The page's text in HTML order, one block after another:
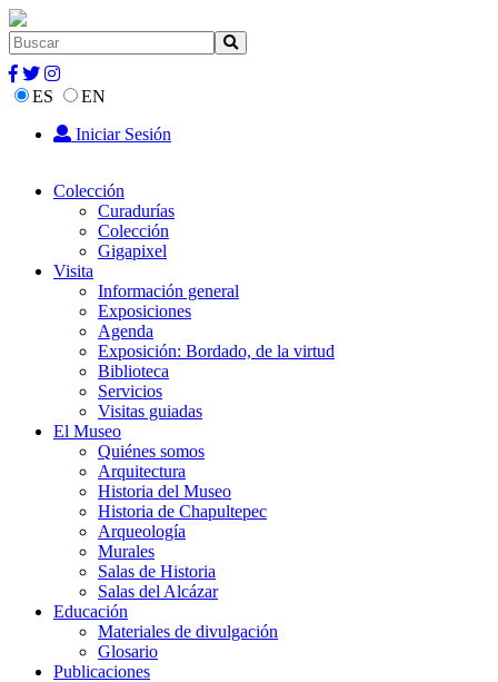
ES
EN
Iniciar Sesión
Colección
Curadurías
Colección
Gigapixel
Visita
Información general
Exposiciones
Agenda
Exposición: Bordado, de la virtud
Biblioteca
Servicios
Visitas guiadas
El Museo
Quiénes somos
Arquitectura
Historia del Museo
Historia de Chapultepec
Arqueología
Murales
Salas de Historia
Salas del Alcázar
Educación
Materiales de divulgación
Glosario
Publicaciones